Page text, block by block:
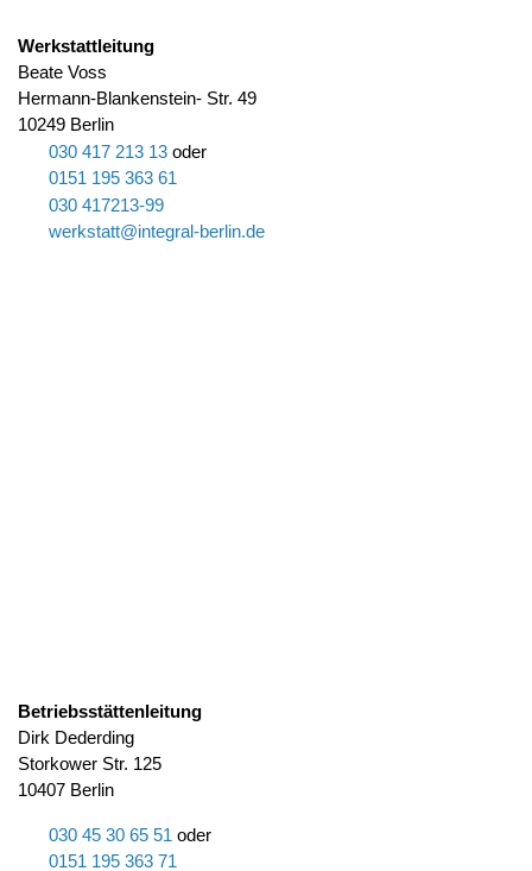
Werkstattleitung
Beate Voss
Hermann-Blankenstein- Str. 49
10249 Berlin
030 417 213 13 oder
0151 195 363 61
030 417213-99
w rkst tt nt gr l-b rl n d
Betriebsstättenleitung
Dirk Dederding
Storkower Str. 125
10407 Berlin
030 45 30 65 51 oder
0151 195 363 71